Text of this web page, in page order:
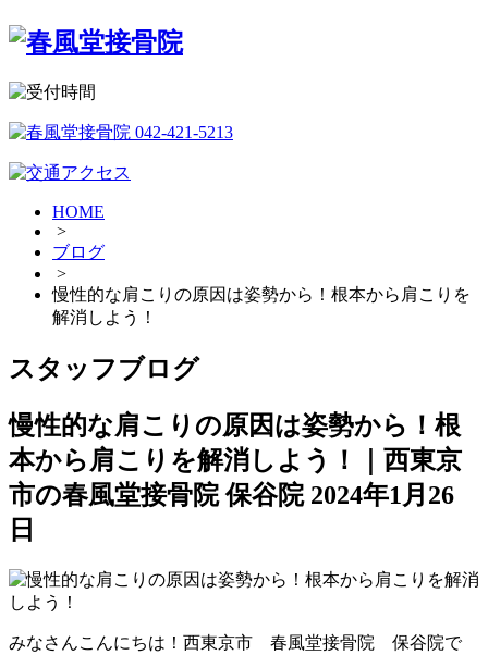
HOME
>
ブログ
>
慢性的な肩こりの原因は姿勢から！根本から肩こりを
解消しよう！
スタッフブログ
慢性的な肩こりの原因は姿勢から！根
本から肩こりを解消しよう！｜西東京
市の春風堂接骨院 保谷院 2024年1月26
日
みなさんこんにちは！西東京市 春風堂接骨院 保谷院で